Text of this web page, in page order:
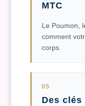
MTC
Le Poumon,
comment
corps.
05
Des